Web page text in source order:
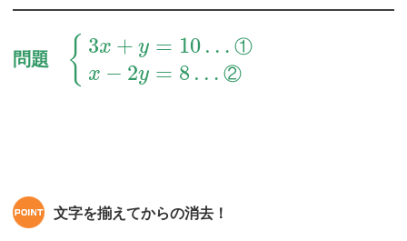
問題 { 3x + y = 10 … ①
x − 2y = 8 … ②
文字を揃えてからの消去！